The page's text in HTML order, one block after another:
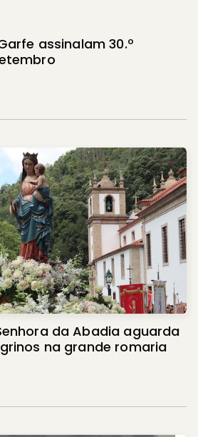
assinalam 30.º
da Abadia aguarda
na grande romaria